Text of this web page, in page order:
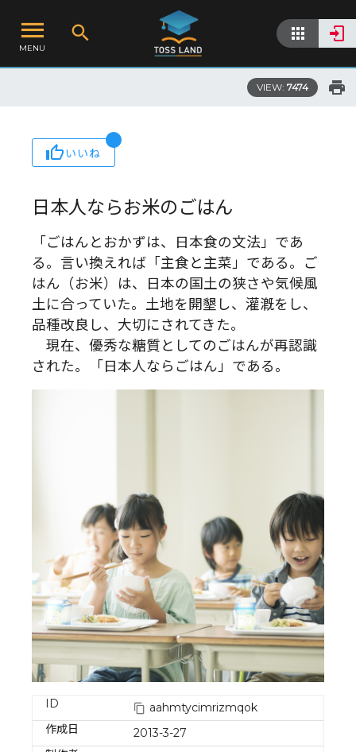
MENU
VIEW: 7474
いいね
日本人ならお米のごはん
「ごはんとおかずは、日本食の文法」であ
る。言い換えれば「主食と主菜」である。ご
はん（お米）は、日本の国土の狭さや気候風
土に合っていた。土地を開墾し、灌漑をし、
品種改良し、大切にされてきた。
現在、優秀な糖質としてのごはんが再認識
された。「日本人ならごはん」である。
ID
aahmtycimrizmqok
作成日
2013-3-27